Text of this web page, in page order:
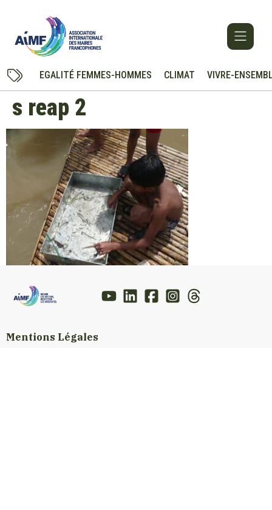
EGALITÉ FEMMES-HOMMES CLIMAT VIVRE-
s reap 2
Mentions Légales